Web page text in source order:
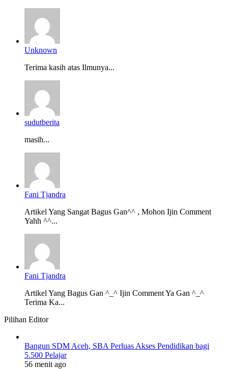
Unknown
Terima kasih atas Ilmunya...
sudutberita
masih...
Fani Tjandra
Artikel Yang Sangat Bagus Gan^^ , Mohon Ijin Comment
Yahh ^^...
Fani Tjandra
Artikel Yang Bagus Gan ^_^ Ijin Comment Ya Gan ^_^
Terima Ka...
Pilihan Editor
Bangun SDM Aceh, SBA Perluas Akses Pendidikan bagi
5.500 Pelajar
56 menit ago